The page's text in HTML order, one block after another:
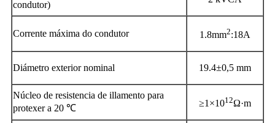
condutor)
Corrente máxima do condutor 1.8mm2:18A
Diámetro exterior nominal 19.4±0,5 mm
Núcleo de resistencia de illamento para
protexer a 20 ℃
≥1×1012Ω·m